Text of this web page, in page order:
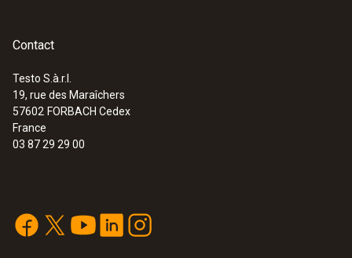
Contact
Testo S.à.r.l.
19, rue des Maraîchers
57602 FORBACH Cedex
France
03 87 29 29 00